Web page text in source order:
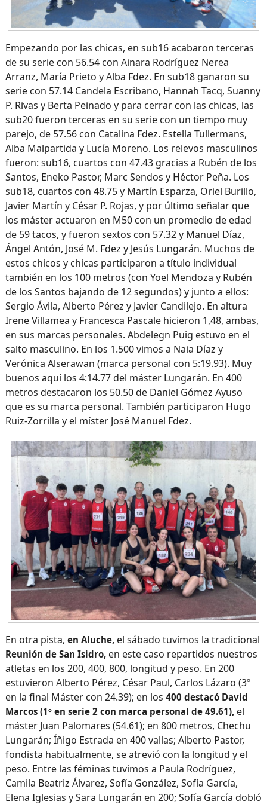
Empezando por las chicas, en sub16 acabaron terceras
de su serie con 56.54 con Ainara Rodríguez Nerea
Arranz, María Prieto y Alba Fdez. En sub18 ganaron su
serie con 57.14 Candela Escribano, Hannah Tacq, Suanny
P. Rivas y Berta Peinado y para cerrar con las chicas, las
sub20 fueron terceras en su serie con un tiempo muy
parejo, de 57.56 con Catalina Fdez. Estella Tullermans,
Alba Malpartida y Lucía Moreno. Los relevos masculinos
fueron: sub16, cuartos con 47.43 gracias a Rubén de los
Santos, Eneko Pastor, Marc Sendos y Héctor Peña. Los
sub18, cuartos con 48.75 y Martín Esparza, Oriel Burillo,
Javier Martín y César P. Rojas, y por último señalar que
los máster actuaron en M50 con un promedio de edad
de 59 tacos, y fueron sextos con 57.32 y Manuel Díaz,
Ángel Antón, José M. Fdez y Jesús Lungarán. Muchos de
estos chicos y chicas participaron a título individual
también en los 100 metros (con Yoel Mendoza y Rubén
de los Santos bajando de 12 segundos) y junto a ellos:
Sergio Ávila, Alberto Pérez y Javier Candilejo. En altura
Irene Villamea y Francesca Pascale hicieron 1,48, ambas,
en sus marcas personales. Abdelegn Puig estuvo en el
salto masculino. En los 1.500 vimos a Naia Díaz y
Verónica Alserawan (marca personal con 5:19.93). Muy
buenos aquí los 4:14.77 del máster Lungarán. En 400
metros destacaron los 50.50 de Daniel Gómez Ayuso
que es su marca personal. También participaron Hugo
Ruiz-Zorrilla y el míster José Manuel Fdez.
En otra pista, en Aluche,el sábado tuvimos la tradicional
Reunión de San Isidro,en este caso repartidos nuestros
atletas en los 200, 400, 800, longitud y peso. En 200
estuvieron Alberto Pérez, César Paul, Carlos Lázaro (3º
en la final Máster con 24.39); en los 400 destacó David
Marcos (1º en serie 2 con marca personal de 49.61),el
máster Juan Palomares (54.61); en 800 metros, Chechu
Lungarán; Íñigo Estrada en 400 vallas; Alberto Pastor,
fondista habitualmente, se atrevió con la longitud y el
peso. Entre las féminas tuvimos a Paula Rodríguez,
Camila Beatriz Álvarez, Sofía González, Sofía García,
Elena Iglesias y Sara Lungarán en 200; Sofía García dobló